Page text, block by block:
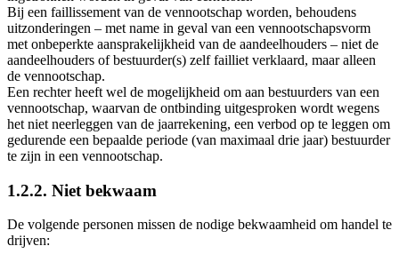
Bij een faillissement van de vennootschap worden, behoudens
uitzonderingen – met name in geval van een vennootschapsvorm
met onbeperkte aansprakelijkheid van de aandeelhouders – niet de
aandeelhouders of bestuurder(s) zelf failliet verklaard, maar alleen
de vennootschap.
Een rechter heeft wel de mogelijkheid om aan bestuurders van een
vennootschap, waarvan de ontbinding uitgesproken wordt wegens
het niet neerleggen van de jaarrekening, een verbod op te leggen om
gedurende een bepaalde periode (van maximaal drie jaar) bestuurder
te zijn in een vennootschap.
1.2.2. Niet bekwaam
De volgende personen missen de nodige bekwaamheid om handel te
drijven: